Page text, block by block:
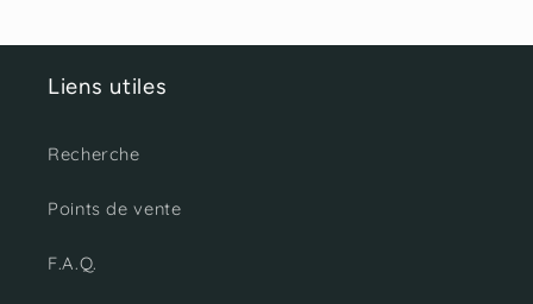
Liens utiles
Recherche
Points de vente
F.A.Q.